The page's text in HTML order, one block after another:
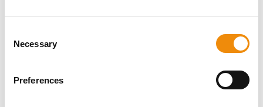
Selection
Necessary
Preferences
cela signifie un minimum de 900 g et un maximum de
Vous préférez un complément ? Ajoutez
Cavalor
fournit une source d’énergie supplémentaire issue des
graisses, tout en contribuant à la santé globale de